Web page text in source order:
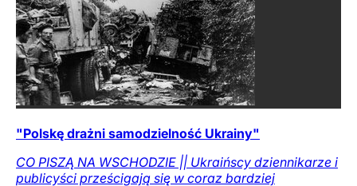
"Polskę drażni samodzielność Ukrainy"
CO PISZĄ NA WSCHODZIE || Ukraińscy dziennikarze i
publicyści prześcigają się w coraz bardziej